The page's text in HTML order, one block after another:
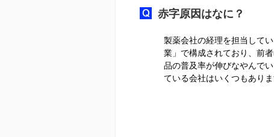
赤字原因はなに？
製薬会社の経理を担当して
業」で構成されており、前
品の普及率が伸びなやんで
ている会社はいくつもあり